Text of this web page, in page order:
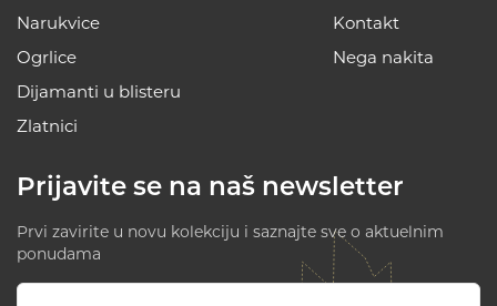
Narukvice
Ogrlice
Dijamanti u blisteru
Zlatnici
Kontakt
Nega nakita
Prijavite se na naš newsletter
Prvi zavirite u novu kolekciju i saznajte sve o aktuelnim
ponudama